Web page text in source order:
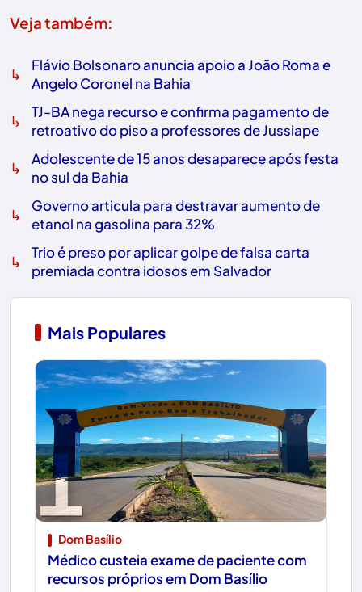
Veja também:
↳
Flávio Bolsonaro anuncia apoio a João Roma e
Angelo Coronel na Bahia
↳
TJ-BA nega recurso e confirma pagamento de
retroativo do piso a professores de Jussiape
↳
Adolescente de 15 anos desaparece após festa
no sul da Bahia
↳
Governo articula para destravar aumento de
etanol na gasolina para 32%
↳
Trio é preso por aplicar golpe de falsa carta
premiada contra idosos em Salvador
Mais Populares
1
Dom Basílio
Médico custeia exame de paciente com
recursos próprios em Dom Basílio